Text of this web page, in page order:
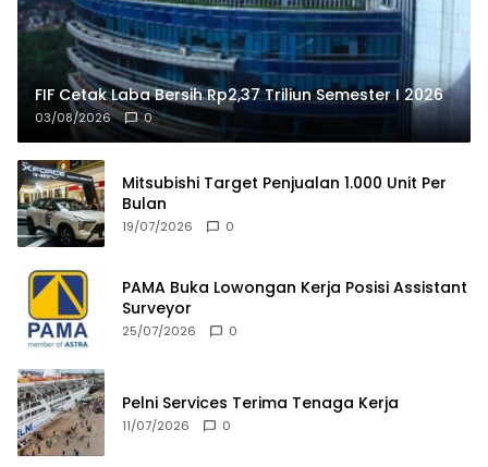
FIF Cetak Laba Bersih Rp2,37 Triliun Semester I 2026
03/08/2026 0
Mitsubishi Target Penjualan 1.000 Unit Per
Bulan
19/07/2026 0
PAMA Buka Lowongan Kerja Posisi Assistant
Surveyor
25/07/2026 0
Pelni Services Terima Tenaga Kerja
11/07/2026 0